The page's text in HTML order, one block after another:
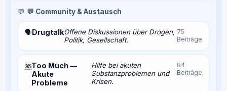
💬 💬 Community & Austausch
🗣️DrugtalkOffene Diskussionen über Drogen,
Politik, Gesellschaft.
75
Beiträge
🆘Too Much —
Akute
Probleme
Hilfe bei akuten
Substanzproblemen und
Krisen.
84
Beiträge